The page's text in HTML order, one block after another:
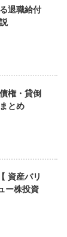
退職給付
権・貸倒
とめ
資産バリ
ー株投資